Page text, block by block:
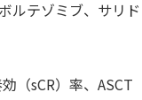
ルテゾミブ、サリド
（sCR）率、ASCT